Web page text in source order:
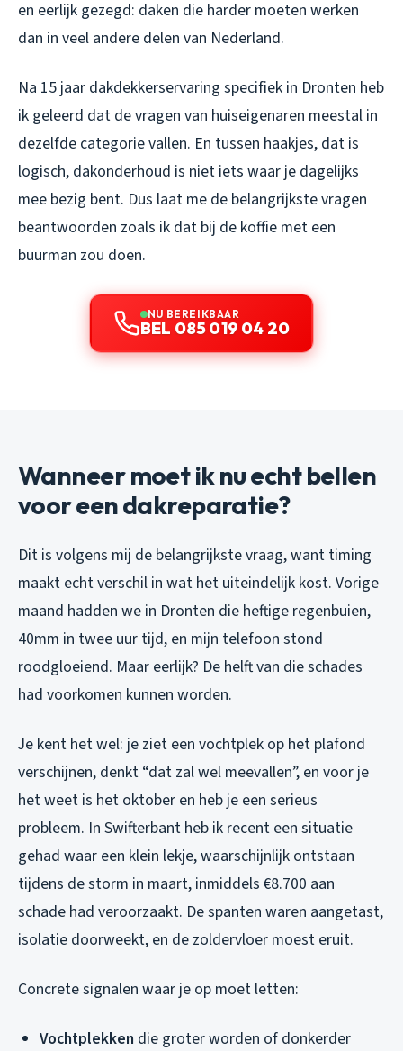
en eerlijk gezegd: daken die harder moeten werken
dan in veel andere delen van Nederland.
Na 15 jaar dakdekkerservaring specifiek in Dronten heb
ik geleerd dat de vragen van huiseigenaren meestal in
dezelfde categorie vallen. En tussen haakjes, dat is
logisch, dakonderhoud is niet iets waar je dagelijks
mee bezig bent. Dus laat me de belangrijkste vragen
beantwoorden zoals ik dat bij de koffie met een
buurman zou doen.
NU BEREIKBAAR
BEL 085 019 04 20
Wanneer moet ik nu echt bellen
voor een dakreparatie?
Dit is volgens mij de belangrijkste vraag, want timing
maakt echt verschil in wat het uiteindelijk kost. Vorige
maand hadden we in Dronten die heftige regenbuien,
40mm in twee uur tijd, en mijn telefoon stond
roodgloeiend. Maar eerlijk? De helft van die schades
had voorkomen kunnen worden.
Je kent het wel: je ziet een vochtplek op het plafond
verschijnen, denkt “dat zal wel meevallen”, en voor je
het weet is het oktober en heb je een serieus
probleem. In Swifterbant heb ik recent een situatie
gehad waar een klein lekje, waarschijnlijk ontstaan
tijdens de storm in maart, inmiddels €8.700 aan
schade had veroorzaakt. De spanten waren aangetast,
isolatie doorweekt, en de zoldervloer moest eruit.
Concrete signalen waar je op moet letten:
Vochtplekken die groter worden of donkerder